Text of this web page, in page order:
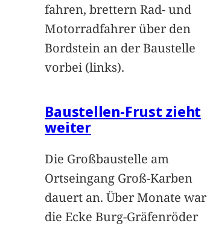
fahren, brettern Rad- und
Motorradfahrer über den
Bordstein an der Baustelle
vorbei (links).
Baustellen-Frust zieht
weiter
Die Großbaustelle am
Ortseingang Groß-Karben
dauert an. Über Monate war
die Ecke Burg-Gräfenröder